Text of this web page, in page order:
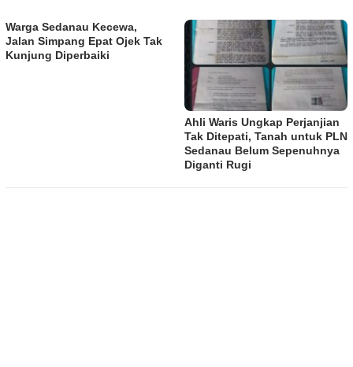
Warga Sedanau Kecewa,
Jalan Simpang Epat Ojek Tak
Kunjung Diperbaiki
Ahli Waris Ungkap Perjanjian
Tak Ditepati, Tanah untuk PLN
Sedanau Belum Sepenuhnya
Diganti Rugi